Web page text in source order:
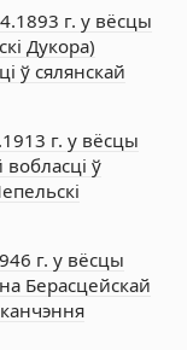
г. у вёсцы
Дукора)
ў сялянскай
г. у вёсцы
ў
г. у вёсцы
Берасцейскай